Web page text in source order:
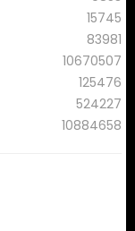
15745
83981
10670507
125476
524227
10884658